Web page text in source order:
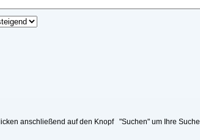
anschließend auf den Knopf "Suchen" um Ihre